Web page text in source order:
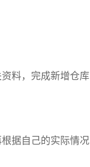
料，完成新增仓库
据自己的实际情况